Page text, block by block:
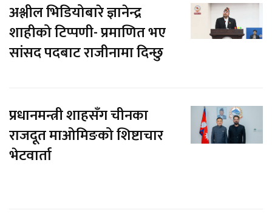
अश्लील भिडियोबारे ज्ञानेन्द्र
शाहीको टिप्पणी- प्रमाणित भए
सांसद पदबाट राजीनामा दिन्छु
प्रधानमन्त्री शाहसँग चीनका
राजदूत माओमिङको शिष्टाचार
भेटवार्ता